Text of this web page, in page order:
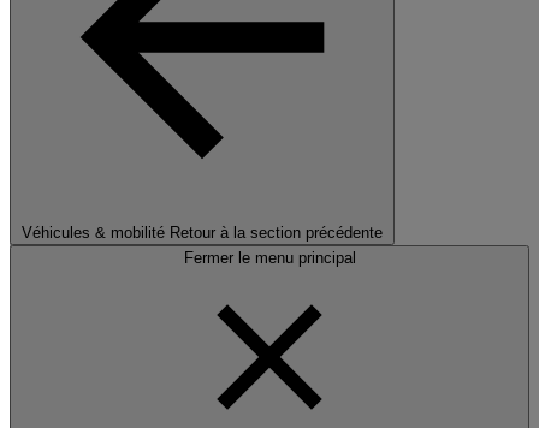
Véhicules & mobilité Retour à la section précédente
Fermer le menu principal